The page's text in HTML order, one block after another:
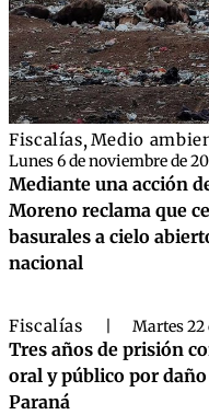
Fiscalías,Medio
Lunes 6 de noviembre de
Mediante una acción
Moreno reclama que
basurales a cielo
nacional
Fiscalías Martes 22
Tres años de prisión
oral y público por
Paraná